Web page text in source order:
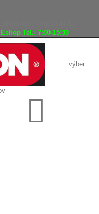
Eshop Tel.: 7:00-15:30
...výber